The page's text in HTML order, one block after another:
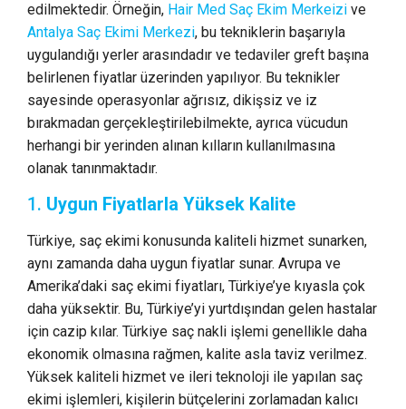
edilmektedir. Örneğin, Hair Med Saç Ekim Merkeizi ve
Antalya Saç Ekimi Merkezi, bu tekniklerin başarıyla
uygulandığı yerler arasındadır ve tedaviler greft başına
belirlenen fiyatlar üzerinden yapılıyor​​. Bu teknikler
sayesinde operasyonlar ağrısız, dikişsiz ve iz
bırakmadan gerçekleştirilebilmekte, ayrıca vücudun
herhangi bir yerinden alınan kılların kullanılmasına
olanak tanınmaktadır.
1. Uygun Fiyatlarla Yüksek Kalite
Türkiye, saç ekimi konusunda kaliteli hizmet sunarken,
aynı zamanda daha uygun fiyatlar sunar. Avrupa ve
Amerika’daki saç ekimi fiyatları, Türkiye’ye kıyasla çok
daha yüksektir. Bu, Türkiye’yi yurtdışından gelen hastalar
için cazip kılar. Türkiye saç nakli işlemi genellikle daha
ekonomik olmasına rağmen, kalite asla taviz verilmez.
Yüksek kaliteli hizmet ve ileri teknoloji ile yapılan saç
ekimi işlemleri, kişilerin bütçelerini zorlamadan kalıcı